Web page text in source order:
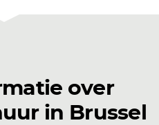
over
in Brussel